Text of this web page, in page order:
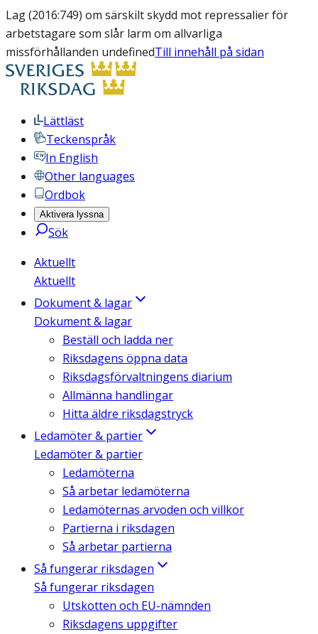
Lag (2016:749) om särskilt skydd mot repressalier för
arbetstagare som slår larm om allvarliga
missförhållanden undefinedTill innehåll på sidan
Lättläst
Teckenspråk
In English
Other languages
Ordbok
Aktivera lyssna
Sök
Aktuellt
Aktuellt
Dokument & lagar
Dokument & lagar
Beställ och ladda ner
Riksdagens öppna data
Riksdagsförvaltningens diarium
Allmänna handlingar
Hitta äldre riksdagstryck
Ledamöter & partier
Ledamöter & partier
Ledamöterna
Så arbetar ledamöterna
Ledamöternas arvoden och villkor
Partierna i riksdagen
Så arbetar partierna
Så fungerar riksdagen
Så fungerar riksdagen
Utskotten och EU-nämnden
Riksdagens uppgifter